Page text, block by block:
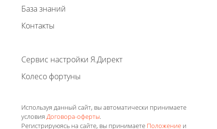
База знаний
Контакты
Сервис настройки Я.Директ
Колесо фортуны
Используя данный сайт, вы автоматически принимаете
условия Договора-оферты.
Регистрируюясь на сайте, вы принимаете Положение и